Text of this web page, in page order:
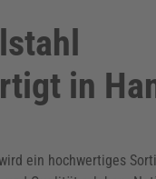
in
ein hochwertiges